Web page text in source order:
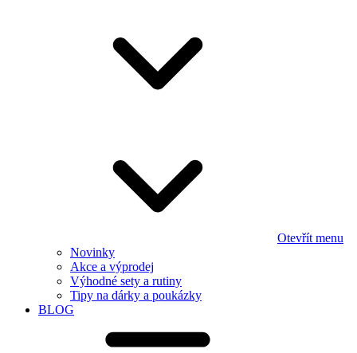
Otevřít menu
Novinky
Akce a výprodej
Výhodné sety a rutiny
Tipy na dárky a poukázky
BLOG